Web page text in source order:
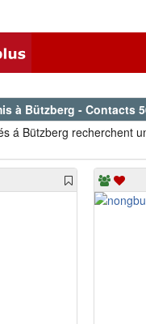
à Bützberg - Contacts
á Bützberg recherchent